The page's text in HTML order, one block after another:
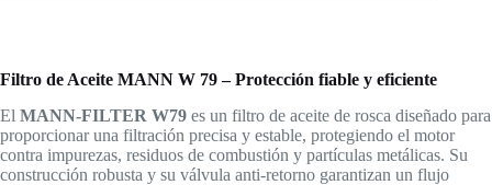
Filtro de Aceite MANN W 79 – Protección fiable y eficiente
El MANN-FILTER W79 es un filtro de aceite de rosca diseñado para
proporcionar una filtración precisa y estable, protegiendo el motor
contra impurezas, residuos de combustión y partículas metálicas. Su
construcción robusta y su válvula anti-retorno garantizan un flujo